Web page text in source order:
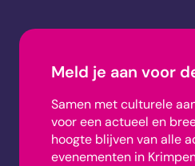
Meld je aan voor
Samen met culturele
voor een actueel en
hoogte blijven van alle
evenementen in